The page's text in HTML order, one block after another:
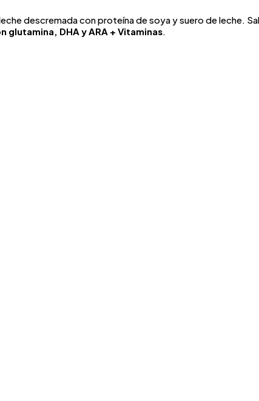
descremada con proteína de soya y suero de leche.
glutamina, DHA y ARA + Vitaminas.